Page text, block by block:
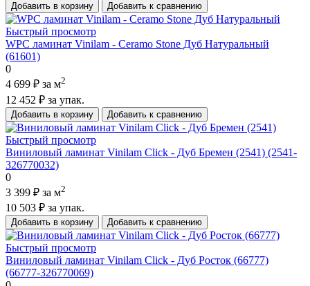
Добавить в корзину Добавить к сравнению
Быстрый просмотр
WPC ламинат Vinilam - Ceramo Stone Дуб Натуральный
(61601)
0
4 699 ₽ за м2
12 452 ₽ за упак.
Добавить в корзину Добавить к сравнению
Быстрый просмотр
Виниловый ламинат Vinilam Click - Дуб Бремен (2541) (2541-
326770032)
0
3 399 ₽ за м2
10 503 ₽ за упак.
Добавить в корзину Добавить к сравнению
Быстрый просмотр
Виниловый ламинат Vinilam Click - Дуб Росток (66777)
(66777-326770069)